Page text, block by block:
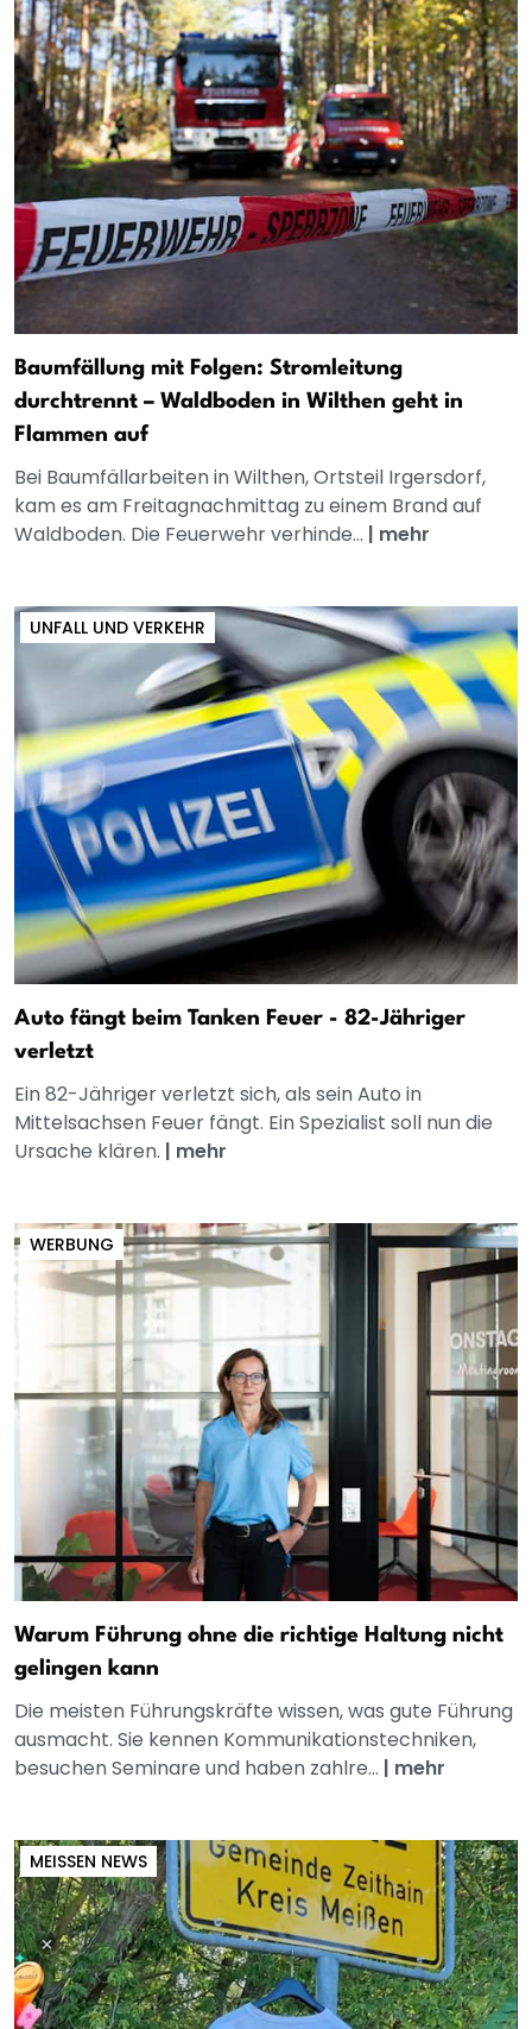
Baumfällung mit Folgen: Stromleitung
durchtrennt – Waldboden in Wilthen geht in
Flammen auf
Bei Baumfällarbeiten in Wilthen, Ortsteil Irgersdorf,
kam es am Freitagnachmittag zu einem Brand auf
Waldboden. Die Feuerwehr verhinde... | mehr
UNFALL UND VERKEHR
Auto fängt beim Tanken Feuer - 82-Jähriger
verletzt
Ein 82-Jähriger verletzt sich, als sein Auto in
Mittelsachsen Feuer fängt. Ein Spezialist soll nun die
Ursache klären. | mehr
WERBUNG
Warum Führung ohne die richtige Haltung nicht
gelingen kann
Die meisten Führungskräfte wissen, was gute Führung
ausmacht. Sie kennen Kommunikationstechniken,
besuchen Seminare und haben zahlre... | mehr
MEISSEN NEWS